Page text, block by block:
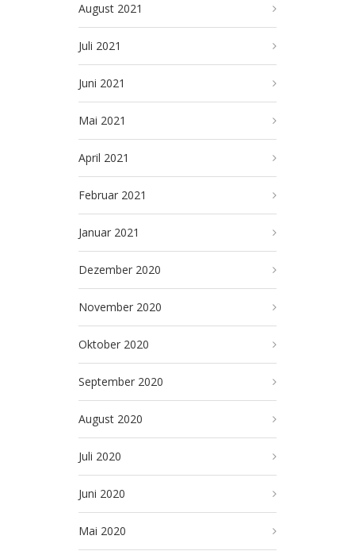
August 2021
Juli 2021
Juni 2021
Mai 2021
April 2021
Februar 2021
Januar 2021
Dezember 2020
November 2020
Oktober 2020
September 2020
August 2020
Juli 2020
Juni 2020
Mai 2020